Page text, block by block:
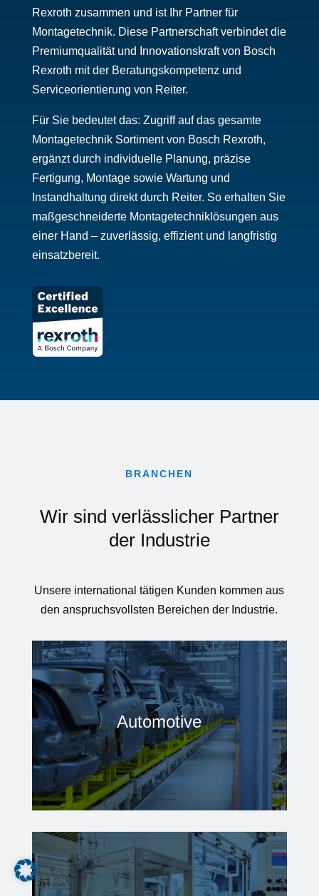
Rexroth zusammen und ist Ihr Partner für
Montagetechnik. Diese Partnerschaft verbindet die
Premiumqualität und Innovationskraft von Bosch
Rexroth mit der Beratungskompetenz und
Serviceorientierung von Reiter.
Für Sie bedeutet das: Zugriff auf das gesamte
Montagetechnik Sortiment von Bosch Rexroth,
ergänzt durch individuelle Planung, präzise
Fertigung, Montage sowie Wartung und
Instandhaltung direkt durch Reiter. So erhalten Sie
maßgeschneiderte Montagetechniklösungen aus
einer Hand – zuverlässig, effizient und langfristig
einsatzbereit.
BRANCHEN
Wir sind verlässlicher Partner
der Industrie
Unsere international tätigen Kunden kommen aus
den anspruchsvollsten Bereichen der Industrie.
Automotive